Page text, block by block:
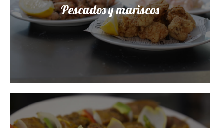
Pescados y mariscos